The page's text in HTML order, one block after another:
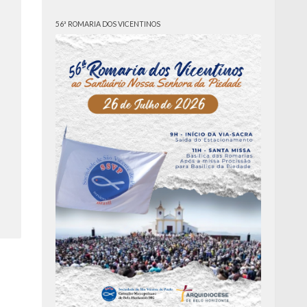
56ª ROMARIA DOS VICENTINOS